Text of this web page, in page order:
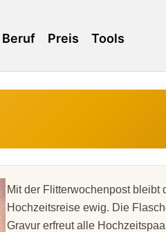
Beruf Preis Tools
Mit der Flitterwochenpost bleibt
Hochzeitsreise ewig. Die
Gravur erfreut alle